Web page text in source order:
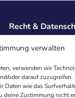
verwalten
verwenden wir
oder darauf zuzugreifen.
Daten wie das
deine Zustimmung nicht
Recht &
Datenschutz
AGB
Cookies